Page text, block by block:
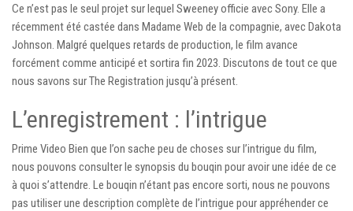
Ce n’est pas le seul projet sur lequel Sweeney officie avec Sony. Elle a
récemment été castée dans Madame Web de la compagnie, avec Dakota
Johnson. Malgré quelques retards de production, le film avance
forcément comme anticipé et sortira fin 2023. Discutons de tout ce que
nous savons sur The Registration jusqu’à présent.
L’enregistrement : l’intrigue
Prime Video Bien que l’on sache peu de choses sur l’intrigue du film,
nous pouvons consulter le synopsis du bouqin pour avoir une idée de ce
à quoi s’attendre. Le bouqin n’étant pas encore sorti, nous ne pouvons
pas utiliser une description complète de l’intrigue pour appréhender ce